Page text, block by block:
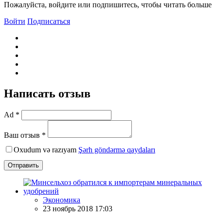
Пожалуйста, войдите или подпишитесь, чтобы читать больше
Войти Подписаться
Написать отзыв
Ad *
Ваш отзыв *
Oxudum və razıyam Şərh göndərmə qaydaları
Отправить
Экономика
23 ноябрь 2018 17:03